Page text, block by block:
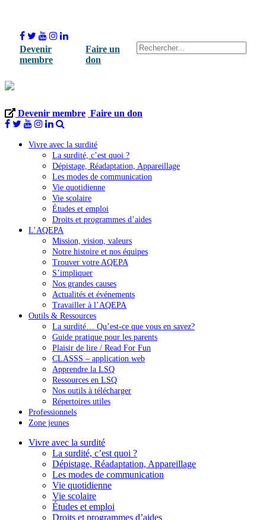
Devenir
membre
Faire un
don
Devenir membre Faire un don
Vivre avec la surdité
La surdité, c’est quoi ?
Dépistage, Réadaptation, Appareillage
Les modes de communication
Vie quotidienne
Vie scolaire
Études et emploi
Droits et programmes d’aides
L’AQEPA
Mission, vision, valeurs
Notre histoire et nos équipes
Trouver votre AQEPA
S’impliquer
Nos grandes causes
Actualités et événements
Travailler à l’AQEPA
Outils & Ressources
La surdité… Qu’est-ce que vous en savez?
Guide pratique pour les parents
Plaisir de lire / Read For Fun
CLASSS – application web
Apprendre la LSQ
Ressources en LSQ
Nos outils à télécharger
Répertoires utiles
Professionnels
Zone jeunes
Vivre avec la surdité
La surdité, c’est quoi ?
Dépistage, Réadaptation, Appareillage
Les modes de communication
Vie quotidienne
Vie scolaire
Études et emploi
Droits et programmes d’aides